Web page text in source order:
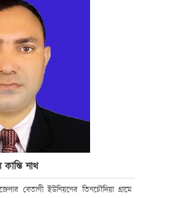
the school is one of the
School,
কান্তি নাথ
বেতাগী ইউনিয়নের তিনচৌদিয়া গ্রামে